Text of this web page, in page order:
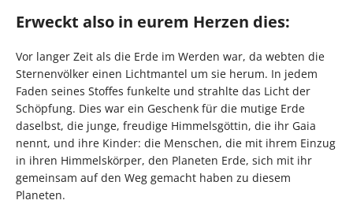
Erweckt also in eurem Herzen dies:
Vor langer Zeit als die Erde im Werden war, da webten die
Sternenvölker einen Lichtmantel um sie herum. In jedem
Faden seines Stoffes funkelte und strahlte das Licht der
Schöpfung. Dies war ein Geschenk für die mutige Erde
daselbst, die junge, freudige Himmelsgöttin, die ihr Gaia
nennt, und ihre Kinder: die Menschen, die mit ihrem Einzug
in ihren Himmelskörper, den Planeten Erde, sich mit ihr
gemeinsam auf den Weg gemacht haben zu diesem
Planeten.